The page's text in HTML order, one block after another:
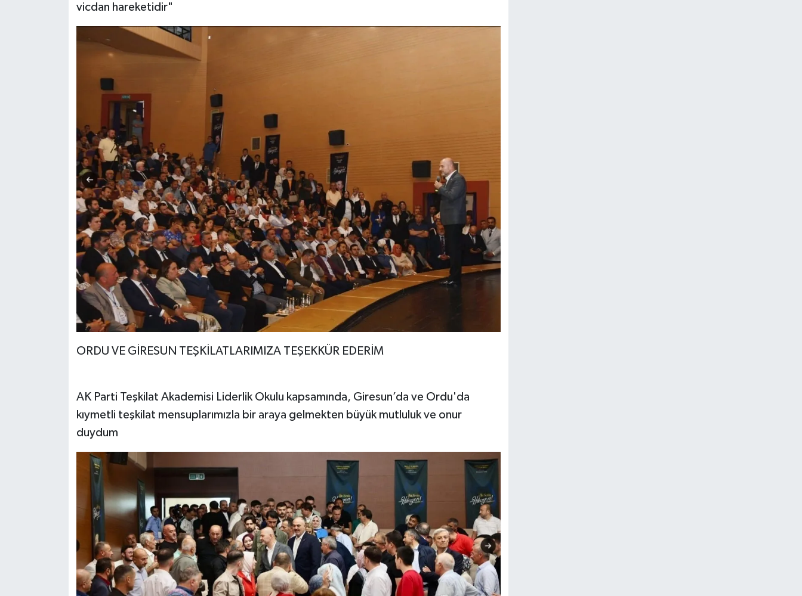
vicdan hareketidir"
ORDU VE GİRESUN TEŞKİLATLARIMIZA TEŞEKKÜR EDERİM
AK Parti Teşkilat Akademisi Liderlik Okulu kapsamında, Giresun’da ve Ordu'da
kıymetli teşkilat mensuplarımızla bir araya gelmekten büyük mutluluk ve onur
duydum